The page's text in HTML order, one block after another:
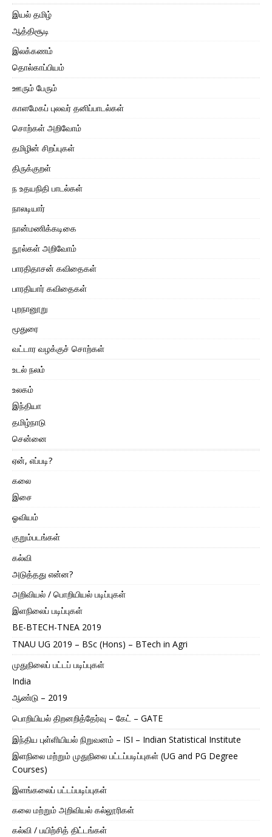
இயல் தமிழ்
ஆத்திசூடி
இலக்கணம்
தொல்காப்பியம்
ஊரும் பேரும்
காளமேகப் புலவர் தனிப்பாடல்கள்
சொற்கள் அறிவோம்
தமிழின் சிறப்புகள்
திருக்குறள்
ந உதயநிதி பாடல்கள்
நாலடியார்
நான்மணிக்கடிகை
நூல்கள் அறிவோம்
பாரதிதாசன் கவிதைகள்
பாரதியார் கவிதைகள்
புறநானூறு
மூதுரை
வட்டார வழக்குச் சொற்கள்
உடல் நலம்
உலகம்
இந்தியா
தமிழ்நாடு
சென்னை
ஏன், எப்படி?
கலை
இசை
ஓவியம்
குறும்படங்கள்
கல்வி
அடுத்தது என்ன?
அறிவியல் / பொறியியல் படிப்புகள்
இளநிலைப் படிப்புகள்
BE-BTECH-TNEA 2019
TNAU UG 2019 – BSc (Hons) – BTech in Agri
முதுநிலைப் பட்டப் படிப்புகள்
India
ஆண்டு – 2019
பொறியியல் திறனறித்தேர்வு – கேட் – GATE
இந்திய புள்ளியியல் நிறுவனம் – ISI – Indian Statistical Institute
இளநிலை மற்றும் முதுநிலை பட்டப்படிப்புகள் (UG and PG Degree
Courses)
இளங்கலைப் பட்டப்படிப்புகள்
கலை மற்றும் அறிவியல் கல்லூரிகள்
கல்வி / பயிற்சித் திட்டங்கள்